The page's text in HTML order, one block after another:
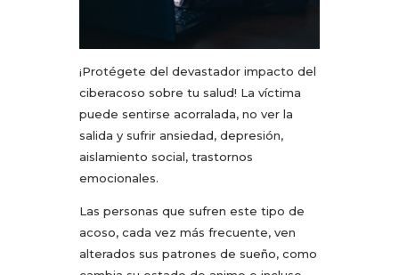
¡Protégete del devastador impacto del
ciberacoso sobre tu salud! La víctima
puede sentirse acorralada, no ver la
salida y sufrir ansiedad, depresión,
aislamiento social, trastornos
emocionales.
Las personas que sufren este tipo de
acoso, cada vez más frecuente, ven
alterados sus patrones de sueño, como